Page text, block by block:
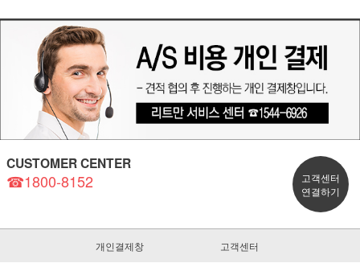
CUSTOMER CENTER
☎1800-8152
고객센터
연결하기
개인결제창 고객센터